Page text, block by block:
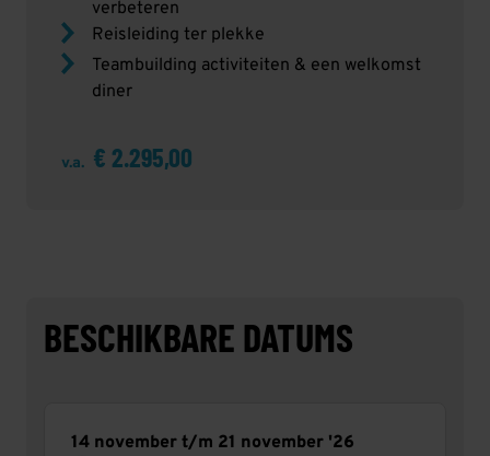
verbeteren
Reisleiding ter plekke
Teambuilding activiteiten & een welkomst
diner
v.a. € 2.295,00
BESCHIKBARE DATUMS
14 november t/m 21 november '26